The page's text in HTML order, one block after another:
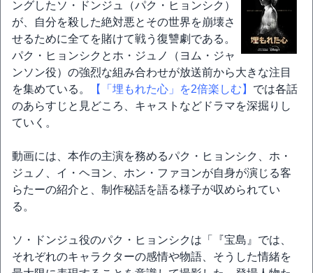
ングしたソ・ドンジュ（パク・ヒョンシク）
が、自分を殺した絶対悪とその世界を崩壊さ
せるために全てを賭けて戦う復讐劇である。
パク・ヒョンシクとホ・ジュノ（ヨム・ジャ
ンソン役）の強烈な組み合わせが放送前から大きな注目
を集めている。
【「埋もれた心」を2倍楽しむ】 では各話
のあらすじと見どころ、キャストなどドラマを深掘りし
ていく。
動画には、本作の主演を務めるパク・ヒョンシク、ホ・
ジュノ、イ・ヘヨン、ホン・ファヨンが自身が演じる客
らたーの紹介と、制作秘話を語る様子が収められてい
る。
ソ・ドンジュ役のパク・ヒョンシクは「『宝島』では、
それぞれのキャラクターの感情や物語、そうした情緒を